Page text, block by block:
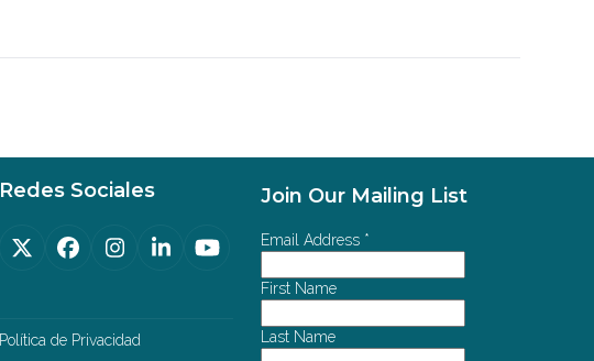
Redes Sociales
TwitterFacebook
Instagram
LinkedInYouTube
Política de Privacidad
Join Our Mailing List
Email Address *
First Name
Last Name